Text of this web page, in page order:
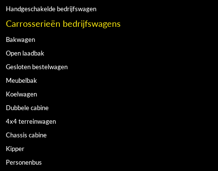
Handgeschakelde bedrijfswagen
Carrosserieën bedrijfswagens
Bakwagen
Open laadbak
Gesloten bestelwagen
Meubelbak
Koelwagen
Dubbele cabine
4x4 terreinwagen
Chassis cabine
Kipper
Personenbus